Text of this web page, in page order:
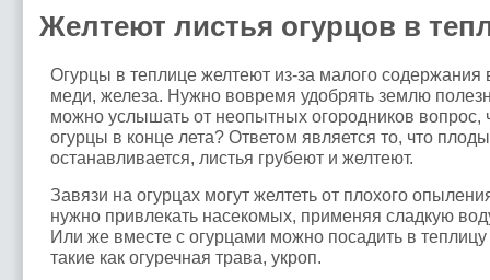
Желтеют листья огурцов в
Огурцы в теплице желтеют из-за малого содержания
меди, железа. Нужно вовремя удобрять землю
можно услышать от неопытных огородников вопрос,
огурцы в конце лета? Ответом является то, что
останавливается, листья грубеют и желтеют.
Завязи на огурцах могут желтеть от плохого
нужно привлекать насекомых, применяя сладкую
Или же вместе с огурцами можно посадить в
такие как огуречная трава, укроп.